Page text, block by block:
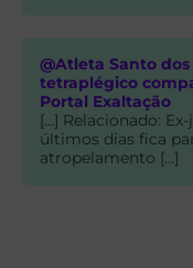
@Atleta Santo
tetraplégico
Portal Exaltação
[…] Relacionado:
últimos dias fica
atropelamento […]